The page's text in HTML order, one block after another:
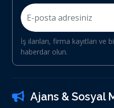
İş ilanları, firma kayıtları ve
haberdar olun.
Ajans & Sosyal